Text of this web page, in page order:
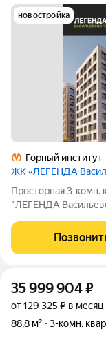
новостройка
Горный институт
ЖК «ЛЕГЕНДА
Просторная 3-комн.
"ЛЕГЕНДА
25.68 кв.м.
выходят на
35 999 904₽
от 129 325 ₽ в месяц
88,8 м²
3-комн.